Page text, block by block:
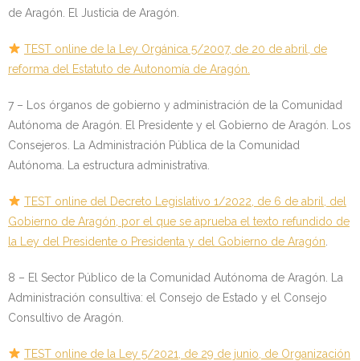
de Aragón. El Justicia de Aragón.
TEST online de la Ley Orgánica 5/2007, de 20 de abril, de
reforma del Estatuto de Autonomía de Aragón.
7 – Los órganos de gobierno y administración de la Comunidad
Autónoma de Aragón. El Presidente y el Gobierno de Aragón. Los
Consejeros. La Administración Pública de la Comunidad
Autónoma. La estructura administrativa.
TEST online del Decreto Legislativo 1/2022, de 6 de abril, del
Gobierno de Aragón, por el que se aprueba el texto refundido de
la Ley del Presidente o Presidenta y del Gobierno de Aragón
8 – El Sector Público de la Comunidad Autónoma de Aragón. La
Administración consultiva: el Consejo de Estado y el Consejo
Consultivo de Aragón.
TEST online de la Ley 5/2021, de 29 de junio, de Organización